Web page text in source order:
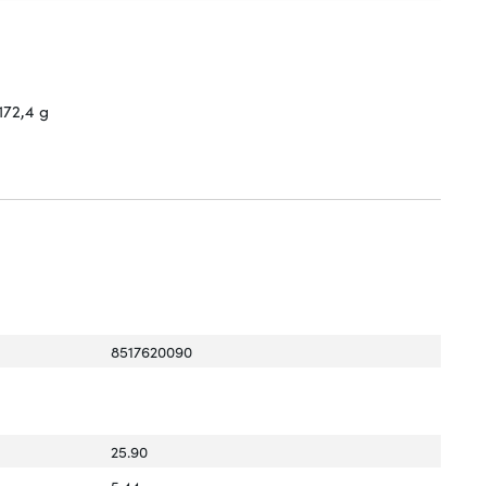
g
8517620090
25.90